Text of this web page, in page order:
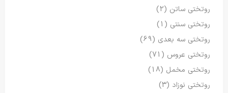
روتختی ساتن (2)
روتختی سنتی (1)
روتختی سه بعدی (69)
روتختی عروس (71)
روتختی مخمل (18)
روتختی نوزاد (3)